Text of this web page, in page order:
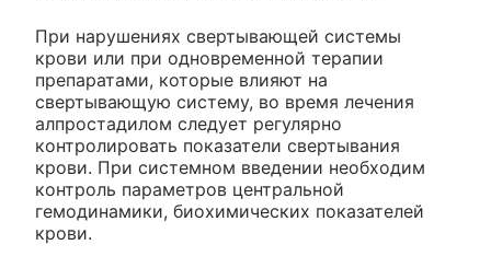
При нарушениях свертывающей системы
крови или при одновременной терапии
препаратами, которые влияют на
свертывающую систему, во время лечения
алпростадилом следует регулярно
контролировать показатели свертывания
крови. При системном введении необходим
контроль параметров центральной
гемодинамики, биохимических показателей
крови.